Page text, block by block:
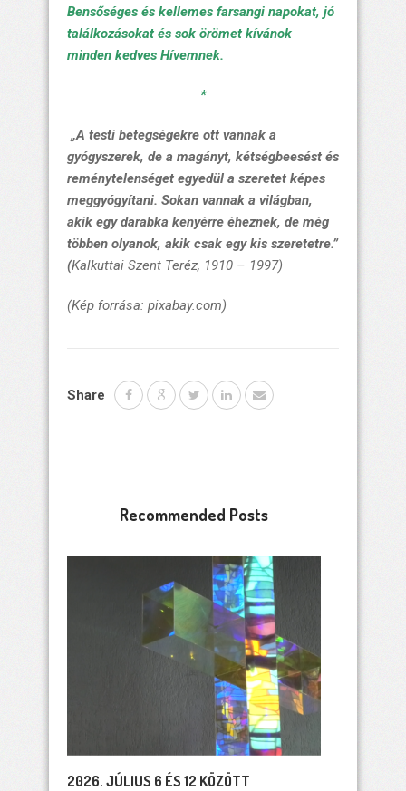
Bensőséges és kellemes farsangi napokat, jó
találkozásokat és sok örömet kívánok
minden kedves Hívemnek.
*
„A testi betegségekre ott vannak a
gyógyszerek, de a magányt, kétségbeesést és
reménytelenséget egyedül a szeretet képes
meggyógyítani. Sokan vannak a világban,
akik egy darabka kenyérre éheznek, de még
többen olyanok, akik csak egy kis szeretetre.”
(Kalkuttai Szent Teréz, 1910 – 1997)
(Kép forrása: pixabay.com)
Share
Recommended Posts
2026. JÚLIUS 6 ÉS 12 KÖZÖTT